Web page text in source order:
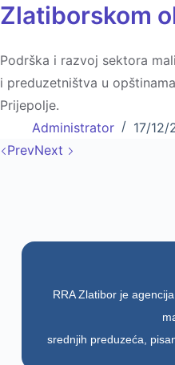
Zlatiborskom
Podrška i razvoj sektora
i preduzetništva u
Prijepolјe.
Administrator
17/12/
PrevNext
RRA Zlatibor je
srednjih preduzeća,